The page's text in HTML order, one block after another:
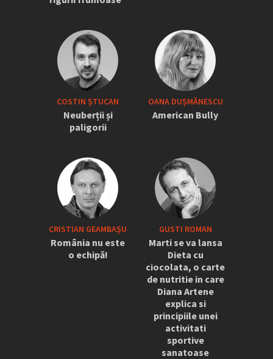
COSTIN ȘTUCAN
Neuberții și
paligorii
OANA DUȘMĂNESCU
American Bully
CRISTIAN GEAMBAŞU
România nu este
o echipă!
GUSTI ROMAN
Marti se va lansa
Dieta cu
ciocolata, o carte
de nutritie in care
Diana Artene
explica si
principiile unei
activitati
sportive
sanatoase